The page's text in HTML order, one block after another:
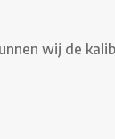
wij de